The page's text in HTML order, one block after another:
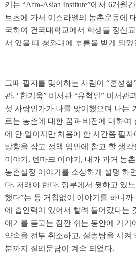
키는 “Afro-Asian Institute”에서 6개월
브츠에 가서 이스라엘의 농촌운동에
국하여 건국대학교에서 학생들 정신
서 있을 때 청와대에 부름을 받게 되었
그때 필자를 맞이하는 사람이 “홍성철
관, “한기욱” 비서관 “유혁인” 비서관
섯 사람인가가 나를 맞이했으며 나는
르는 농촌에 대한 꿈과 비전에 대하여
에 안 일이지만 처음에 한 시간쯤 필
방향을 잡고 정책 입안에 참고 할 생
이야기, 덴마크 이야기, 내가 과거 농
농촌실정 이야기를 소상하게 설명 하
다, 저래야 한다. 정부에서 뭣하고 있
했다”는 등 거침없이 이야기를 하니까
에 흡인력이 있어서 빨려 들어갔다는
얘기를 듣고는 잠깐 쉬는 동안에 거기
약속을 전부 취소하고, 설렁탕을 시켜
분까지 질의문답이 계속 되었다.